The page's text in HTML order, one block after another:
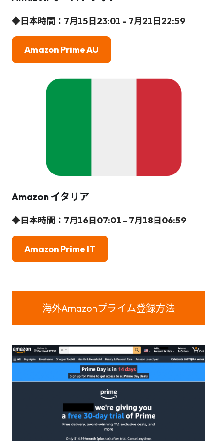
◆日本時間： 7月15日23:01 – 7月21日22:59
Amazon Prime AU
Amazon イタリア
◆日本時間： 7月16日07:01 – 7月18日06:59
Amazon Prime IT
海外Amazonプライム登録方法